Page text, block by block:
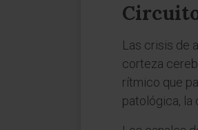
Las crisis de
corteza
rítmico que
patológica, la